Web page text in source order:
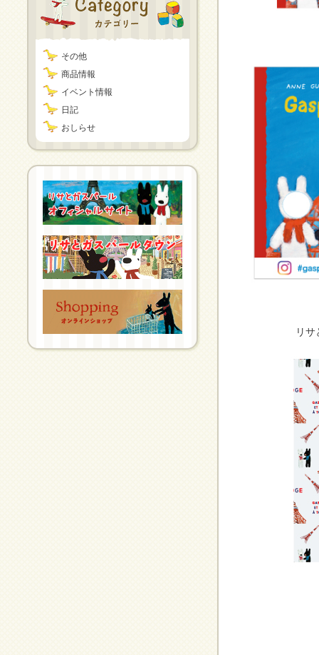
その他
商品情報
イベント情報
日記
おしらせ
リ